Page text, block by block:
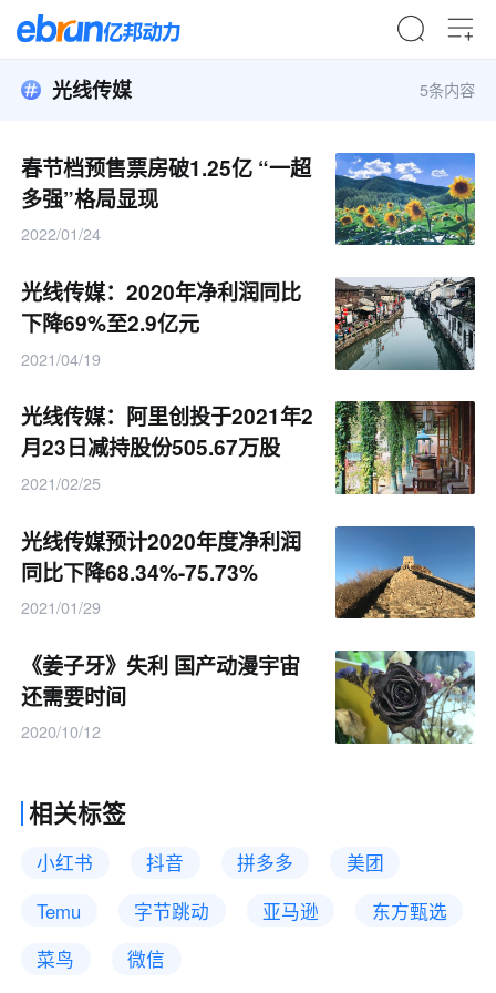
光线传媒 5条内容
春节档预售票房破1.25亿 “一超
多强”格局显现
2022/01/24
光线传媒：2020年净利润同比
下降69%至2.9亿元
2021/04/19
光线传媒：阿里创投于2021年2
月23日减持股份505.67万股
2021/02/25
光线传媒预计2020年度净利润
同比下降68.34%-75.73%
2021/01/29
《姜子牙》失利 国产动漫宇宙
还需要时间
2020/10/12
相关标签
小红书 抖音 拼多多
美团
Temu
字节跳动 亚马逊
东方甄选
菜鸟
微信